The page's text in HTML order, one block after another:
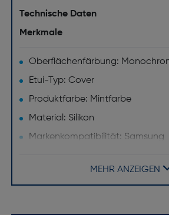
Technische Daten
Merkmale
Oberflächenfärbung:
Etui-Typ: Cover
Produktfarbe: Mintfarbe
Material: Silikon
Markenkompatibilität: Samsung
MEHR ANZEIGEN